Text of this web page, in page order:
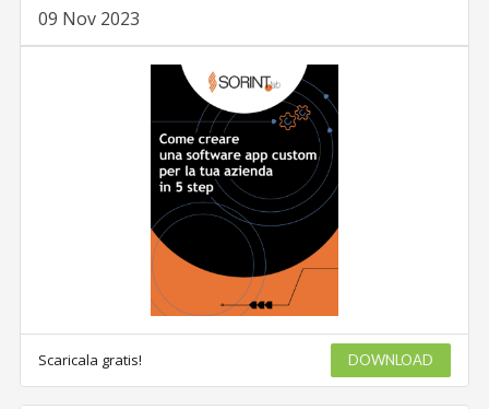
09 Nov 2023
Scaricala gratis! DOWNLOAD